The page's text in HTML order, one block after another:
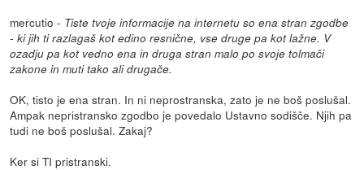
mercutio - Tiste tvoje informacije na internetu so ena stran zgodbe
- ki jih ti razlagaš kot edino resnične, vse druge pa kot lažne. V
ozadju pa kot vedno ena in druga stran malo po svoje tolmači
zakone in muti tako ali drugače.
OK, tisto je ena stran. In ni neprostranska, zato je ne boš poslušal.
Ampak nepristransko zgodbo je povedalo Ustavno sodišče. Njih pa
tudi ne boš poslušal. Zakaj?
Ker si TI pristranski.